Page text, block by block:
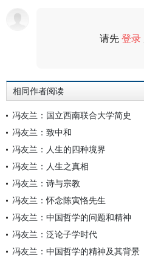
请先登录
相同作者阅读
冯友兰：国立西南联合大学简史
冯友兰：致中和
冯友兰：人生的四种境界
冯友兰：人生之真相
冯友兰：诗与宗教
冯友兰：怀念陈寅恪先生
冯友兰：中国哲学的问题和精神
冯友兰：泛论子学时代
冯友兰：中国哲学的精神及其背景